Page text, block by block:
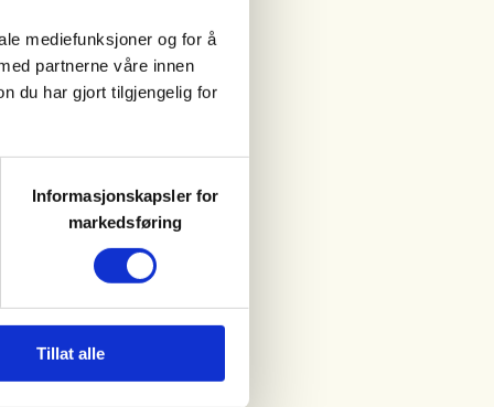
mediefunksjoner og for å
partnerne våre innen
du har gjort tilgjengelig for
Informasjonskapsler for
markedsføring
Tillat alle